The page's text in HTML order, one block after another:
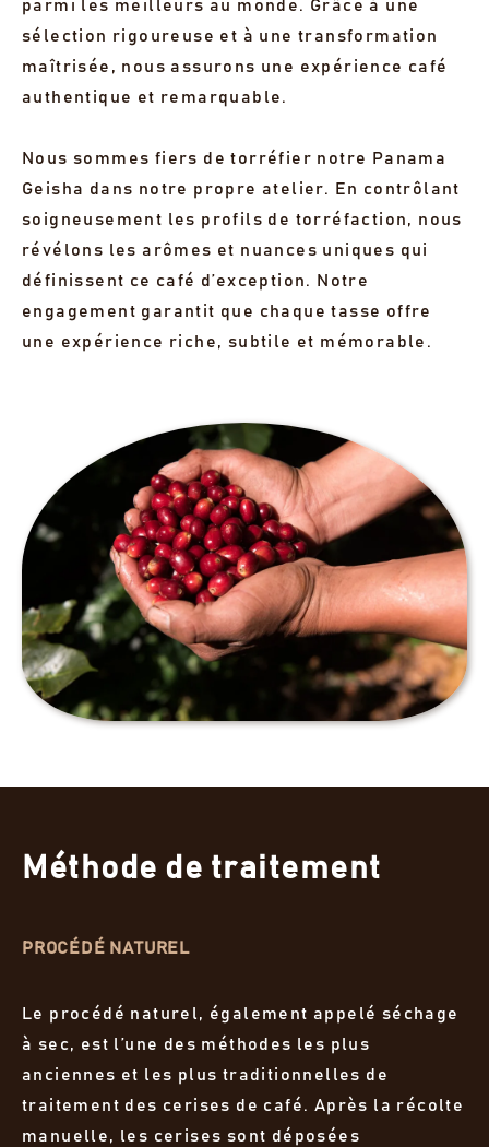
parmi les meilleurs au monde. Grâce à une
sélection rigoureuse et à une transformation
maîtrisée, nous assurons une expérience café
authentique et remarquable.
Nous sommes fiers de torréfier notre Panama
Geisha dans notre propre atelier. En contrôlant
soigneusement les profils de torréfaction, nous
révélons les arômes et nuances uniques qui
définissent ce café d’exception. Notre
engagement garantit que chaque tasse offre
une expérience riche, subtile et mémorable.
Méthode de traitement
PROCÉDÉ NATUREL
Le procédé naturel, également appelé séchage
à sec, est l’une des méthodes les plus
anciennes et les plus traditionnelles de
traitement des cerises de café. Après la récolte
manuelle, les cerises sont déposées